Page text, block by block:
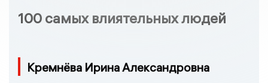
100 самых влиятельных людей
Кремнёва Ирина Александровна